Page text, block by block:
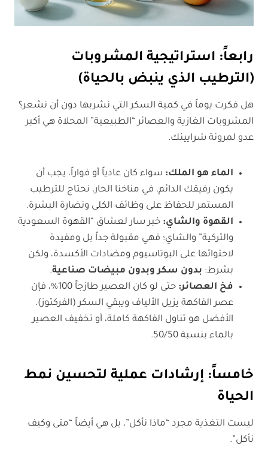
رابعاً: استراتيجية المشروبات
(الترطيب الذي ينبض بالحياة)
هل فكرت يوماً في كمية السكر التي نشربها دون أن نشعر؟
المشروبات الغازية والعصائر “الطبيعية” المحلاة هي أكبر
عدو لمرونة شرايينك.
الماء هو الملك: سواء كان عادياً أو فواراً، يجب أن
يكون رفيقك الدائم. في مناخنا الحار، نحتاج للترطيب
المستمر للحفاظ على وظائف الكلى ونضارة البشرة.
القهوة والشاي: خبر سار لعشاق “القهوة السعودية
والتركية” والشاي؛ فهي مقبولة جداً بل ومفيدة
لاحتوائها على البوتاسيوم ومضادات الأكسدة، ولكن
بشرط: بدون سكر وبدون مبيضات صناعية.
فخ العصائر:
حتى لو كان العصير طازجاً 100%، فإن
عصر الفاكهة يزيل الألياف ويبقي السكر (الفركتوز).
الأفضل هو تناول الفاكهة كاملة، أو تخفيف العصير
بالماء بنسبة 50/50.
خامساً: إرشادات عملية لتحسين نمط
الحياة
ليست التغذية مجرد “ماذا نأكل”، بل هي أيضاً “متى وكيف
نأكل”.